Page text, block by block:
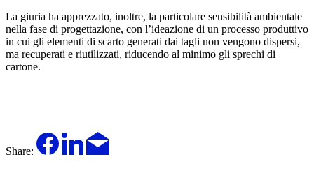
La giuria ha apprezzato, inoltre, la particolare sensibilità ambientale
nella fase di progettazione, con l’ideazione di un processo produttivo
in cui gli elementi di scarto generati dai tagli non vengono dispersi,
ma recuperati e riutilizzati, riducendo al minimo gli sprechi di
cartone.
Share: